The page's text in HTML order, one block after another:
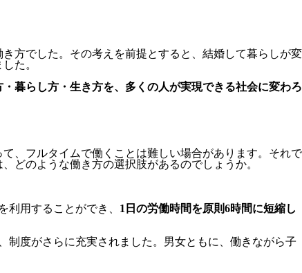
方でした。その考えを前提とすると、結婚して暮らしが変
た。
暮らし方・生き方を、多くの人が実現できる社会に変わろ
、フルタイムで働くことは難しい場合があります。それで
どのような働き方の選択肢があるのでしょうか。
用することができ、 1日の労働時間を原則6時間に短縮し
制度がさらに充実されました。男女ともに、働きながら子